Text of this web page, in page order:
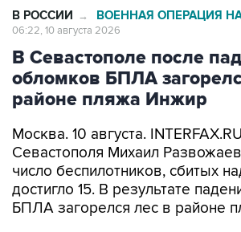
В РОССИИ → ВОЕННАЯ ОПЕРАЦИЯ
06:22, 10 августа 2026
В Севастополе после
обломков БПЛА
районе пляжа Инжир
Москва. 10 августа.
Севастополя Михаил Развожаев
число беспилотников, сбитых
достигло 15. В результате
БПЛА загорелся лес в районе